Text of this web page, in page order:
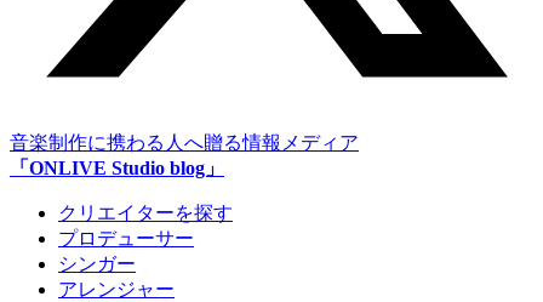
音楽制作に携わる人へ贈る情報メディア
「ONLIVE Studio blog」
クリエイターを探す
プロデューサー
シンガー
アレンジャー